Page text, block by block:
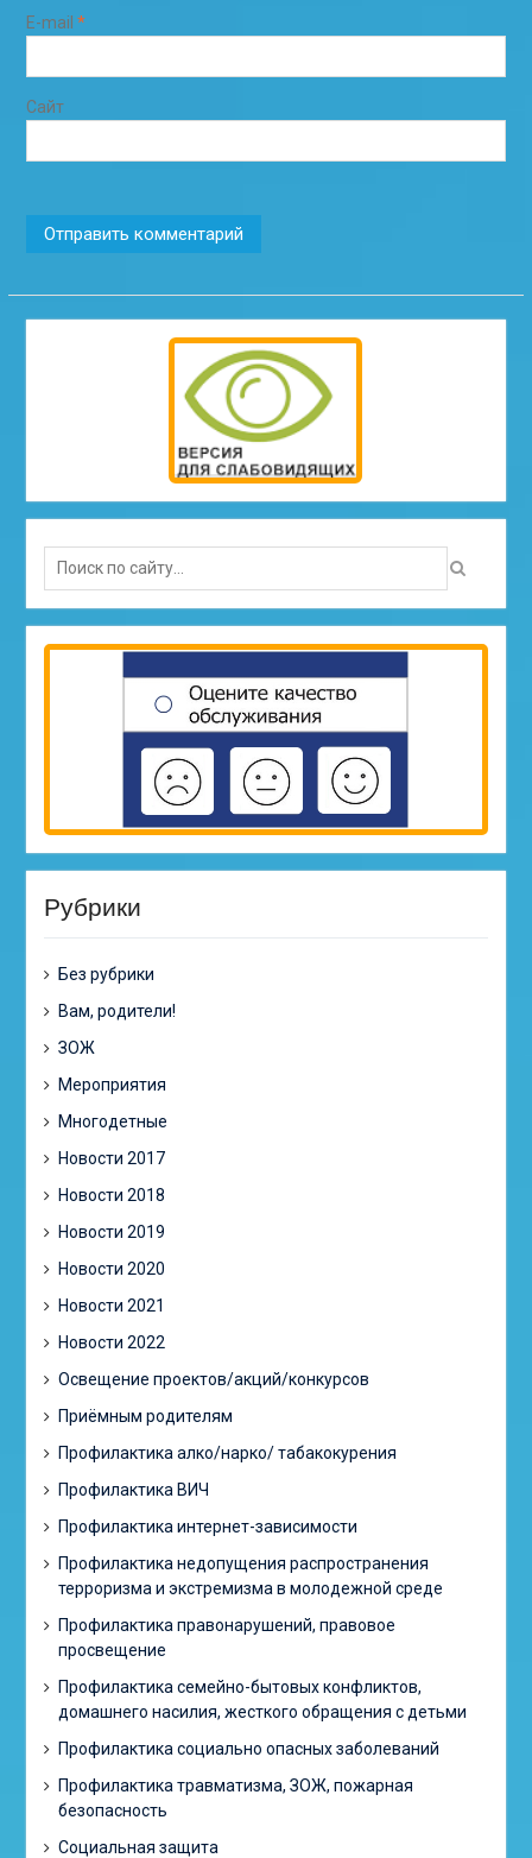
E-mail *
Сайт
Search
for:
Рубрики
Без рубрики
Вам, родители!
ЗОЖ
Мероприятия
Многодетные
Новости 2017
Новости 2018
Новости 2019
Новости 2020
Новости 2021
Новости 2022
Освещение проектов/акций/конкурсов
Приёмным родителям
Профилактика алко/нарко/ табакокурения
Профилактика ВИЧ
Профилактика интернет-зависимости
Профилактика недопущения распространения
терроризма и экстремизма в молодежной среде
Профилактика правонарушений, правовое
просвещение
Профилактика семейно-бытовых конфликтов,
домашнего насилия, жесткого обращения с детьми
Профилактика социально опасных заболеваний
Профилактика травматизма, ЗОЖ, пожарная
безопасность
Социальная защита